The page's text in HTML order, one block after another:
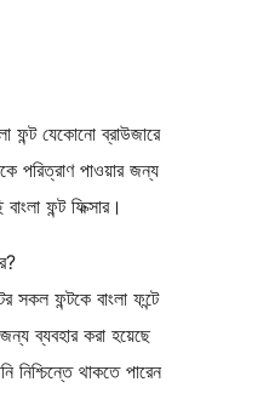
ফন্ট যেকোনো ব্রাউজারে
পরিত্রাণ পাওয়ার জন্য
ফন্ট ফিক্সার।
সকল ফন্টকে বাংলা ফন্টে
ব্যবহার করা হয়েছে
থাকতে পারেন